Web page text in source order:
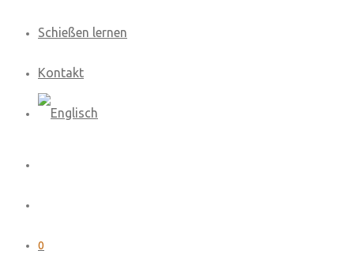
Schießen lernen
Kontakt
0